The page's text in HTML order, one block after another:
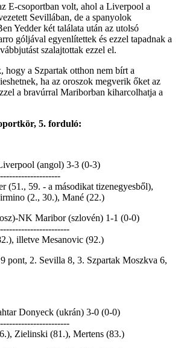
E-csoportban volt, ahol a Liverpool a
Sevillában, de a spanyolok
Yedder két találata után az utolsó
góljával egyenlítettek és ezzel tapadnak a
szalajtottak ezzel el.
hogy a Szpartak otthon nem bírt a
ha az oroszok megverik őket az
a bravúrral Mariborban kiharcolhatja a
5. forduló:
(angol) 3-3 (0-3)
(51., 59. - a másodikat tizenegyesből),
(2., 30.), Mané (22.)
NK Maribor (szlovén) 1-1 (0-0)
illetve Mesanovic (92.)
pont, 2. Sevilla 8, 3. Szpartak Moszkva 6,
Donyeck (ukrán) 3-0 (0-0)
Zielinski (81.), Mertens (83.)